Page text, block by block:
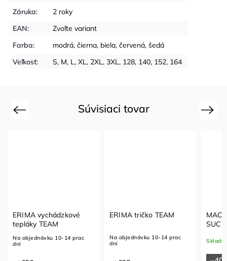
Záruka:
2 roky
EAN:
Zvoľte variant
Farba: modrá, čierna, biela, červená, šedá
Veľkosť: S, M, L , XL , 2XL , 3XL , 128, 140, 152, 164
Súvisiaci tovar
Previous
ERIMA vychádzkové
tepláky TEAM
Na objednávku 10-14 prac
dní
ERIMA tričko TEAM
Na objednávku 10-14 prac
dní
Next